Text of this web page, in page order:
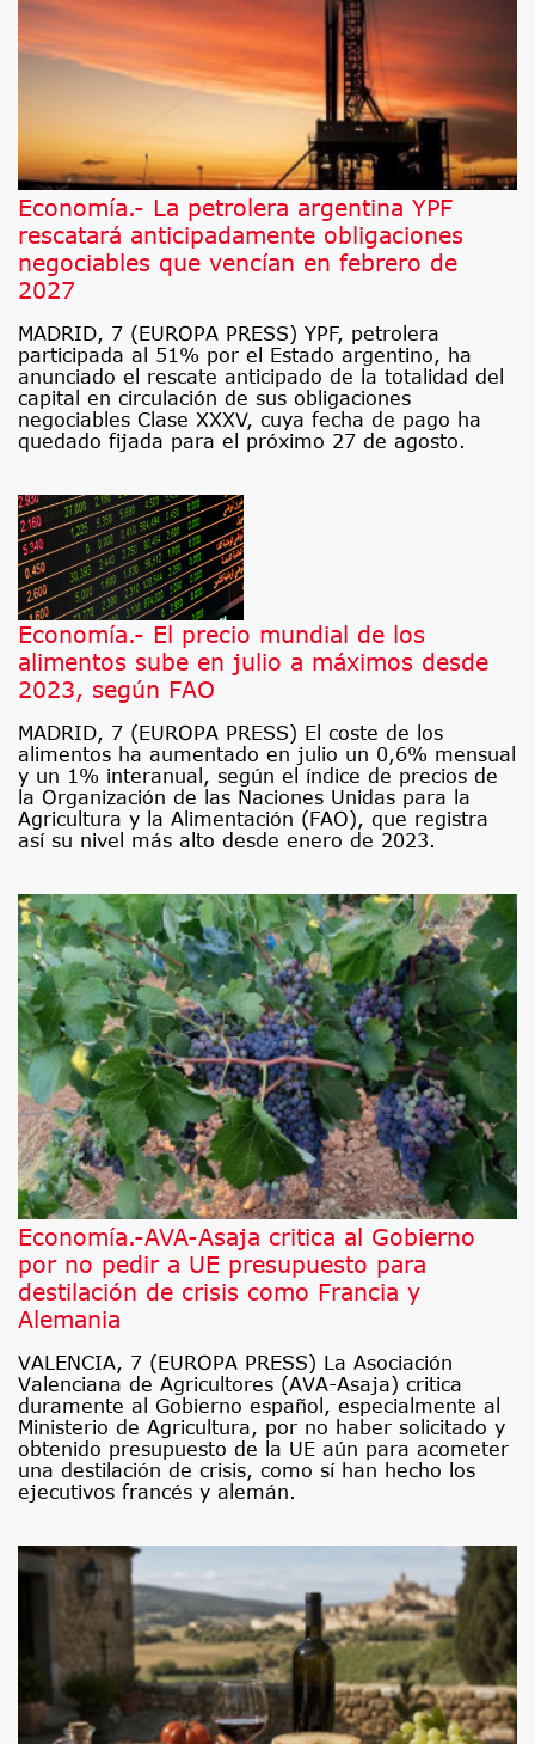
Economía.- La petrolera argentina YPF
rescatará anticipadamente obligaciones
negociables que vencían en febrero de
2027
MADRID, 7 (EUROPA PRESS) YPF, petrolera
participada al 51% por el Estado argentino, ha
anunciado el rescate anticipado de la totalidad del
capital en circulación de sus obligaciones
negociables Clase XXXV, cuya fecha de pago ha
quedado fijada para el próximo 27 de agosto.
Economía.- El precio mundial de los
alimentos sube en julio a máximos desde
2023, según FAO
MADRID, 7 (EUROPA PRESS) El coste de los
alimentos ha aumentado en julio un 0,6% mensual
y un 1% interanual, según el índice de precios de
la Organización de las Naciones Unidas para la
Agricultura y la Alimentación (FAO), que registra
así su nivel más alto desde enero de 2023.
Economía.-AVA-Asaja critica al Gobierno
por no pedir a UE presupuesto para
destilación de crisis como Francia y
Alemania
VALENCIA, 7 (EUROPA PRESS) La Asociación
Valenciana de Agricultores (AVA-Asaja) critica
duramente al Gobierno español, especialmente al
Ministerio de Agricultura, por no haber solicitado y
obtenido presupuesto de la UE aún para acometer
una destilación de crisis, como sí han hecho los
ejecutivos francés y alemán.